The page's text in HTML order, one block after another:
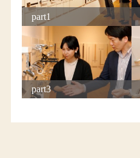
part1
part3